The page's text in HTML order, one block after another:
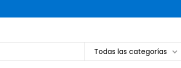
Todas las categorías